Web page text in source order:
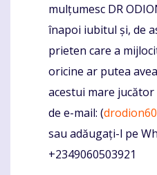
mulțumesc DR
înapoi iubitul și, de
prieten care a
oricine ar putea
acestui mare jucător
de e-mail: (
sau adăugați-l pe
+2349060503921